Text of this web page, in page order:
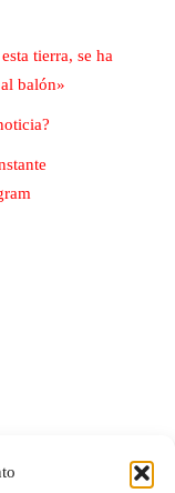
tierra, se ha
balón»